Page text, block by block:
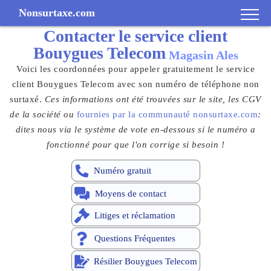
Nonsurtaxe.com
Contacter le service client
Bouygues Telecom Magasin Ales
Voici les coordonnées pour appeler gratuitement le service
client Bouygues Telecom avec son numéro de téléphone non
surtaxé. Ces informations ont été trouvées sur le site, les CGV
de la société ou fournies par la communauté nonsurtaxe.com:
dites nous via le système de vote en-dessous si le numéro a
fonctionné pour que l'on corrige si besoin !
Numéro gratuit
Moyens de contact
Litiges et réclamation
Questions Fréquentes
Résilier Bouygues Telecom